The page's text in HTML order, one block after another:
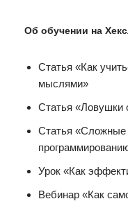
Об обучении на
Статья «Как
мыслями»
Статья «Ловушки
Статья «Сложные
Урок «Как
Вебинар «Как